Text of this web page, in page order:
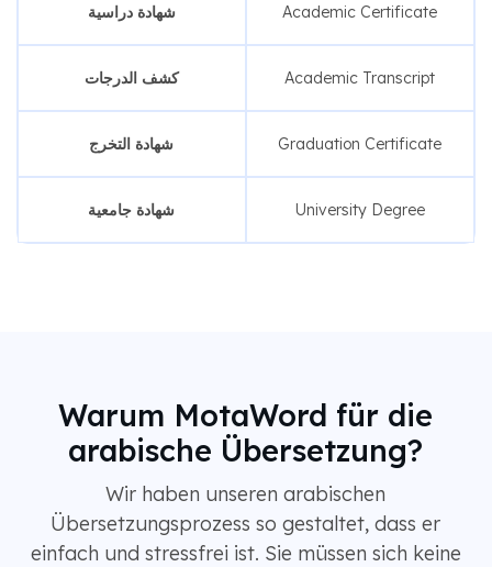
شهادة دراسية Academic Certificate
كشف الدرجات Academic Transcript
شهادة التخرج Graduation Certificate
شهادة جامعية University Degree
Warum MotaWord für die
arabische Übersetzung?
Wir haben unseren arabischen
Übersetzungsprozess so gestaltet, dass er
einfach und stressfrei ist. Sie müssen sich keine